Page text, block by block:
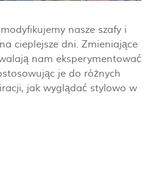
nasze szafy i
cieplejsze dni. Zmieniające
nam eksperymentować
je do różnych
jak wyglądać stylowo w